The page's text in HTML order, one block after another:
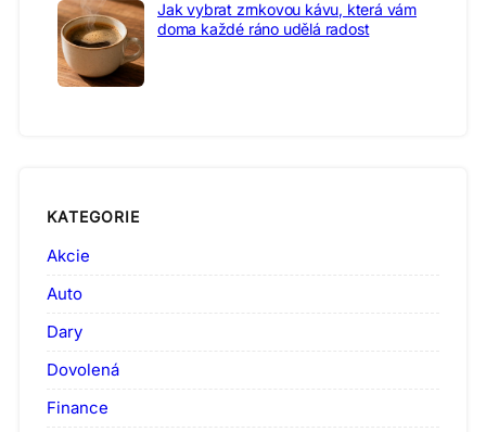
Jak vybrat zrnkovou kávu, která vám
doma každé ráno udělá radost
KATEGORIE
Akcie
Auto
Dary
Dovolená
Finance